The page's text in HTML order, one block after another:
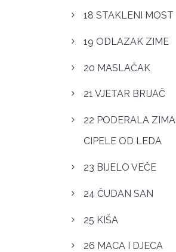
18 STAKLENI MOST
19 ODLAZAK ZIME
20 MASLAČAK
21 VJETAR BRIJAČ
22 PODERALA ZIMA
CIPELE OD LEDA
23 BIJELO VEČE
24 ČUDAN SAN
25 KIŠA
26 MACA I DJECA